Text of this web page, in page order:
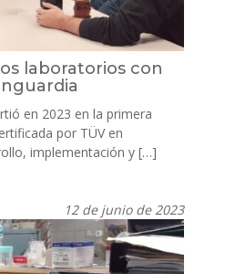
laboratorios con
en 2023 en la primera
por TÜV en
implementación y […]
12 de junio de 2023